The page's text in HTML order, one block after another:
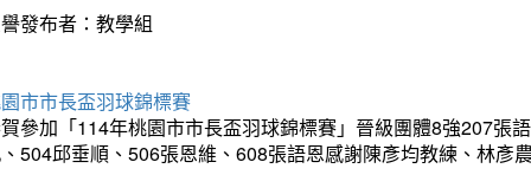
發布者：教學組
市市長盃羽球錦標賽
參加「114年桃園市市長盃羽球錦標賽」晉級團體8強207張
504邱垂順、506張恩維、608張語恩感謝陳彥均教練、林彥